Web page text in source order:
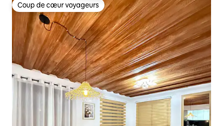
Coup de cœur voyageurs
Coup de cœur voyageurs